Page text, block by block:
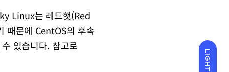
LIGHT
Linux는 레드햇(Red
때문에 CentOS의 후속
있습니다. 참고로